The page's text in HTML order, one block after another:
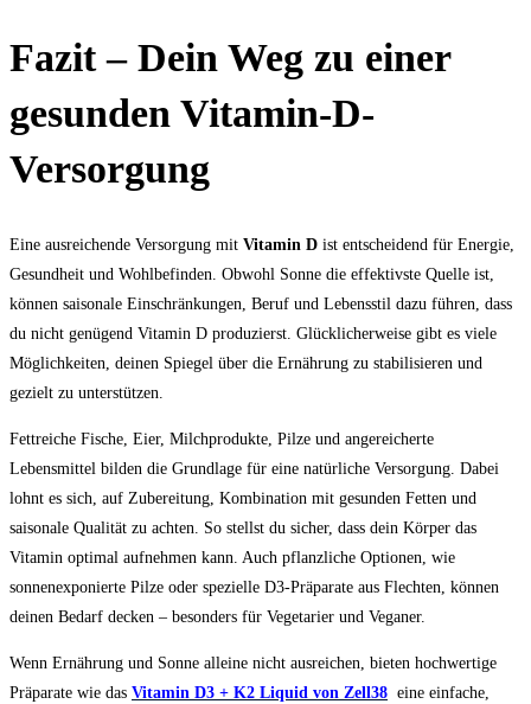
Fazit – Dein Weg zu einer
gesunden Vitamin-D-
Versorgung
Eine ausreichende Versorgung mit Vitamin D ist entscheidend für Energie,
Gesundheit und Wohlbefinden. Obwohl Sonne die effektivste Quelle ist,
können saisonale Einschränkungen, Beruf und Lebensstil dazu führen, dass
du nicht genügend Vitamin D produzierst. Glücklicherweise gibt es viele
Möglichkeiten, deinen Spiegel über die Ernährung zu stabilisieren und
gezielt zu unterstützen.
Fettreiche Fische, Eier, Milchprodukte, Pilze und angereicherte
Lebensmittel bilden die Grundlage für eine natürliche Versorgung. Dabei
lohnt es sich, auf Zubereitung, Kombination mit gesunden Fetten und
saisonale Qualität zu achten. So stellst du sicher, dass dein Körper das
Vitamin optimal aufnehmen kann. Auch pflanzliche Optionen, wie
sonnenexponierte Pilze oder spezielle D3-Präparate aus Flechten, können
deinen Bedarf decken – besonders für Vegetarier und Veganer.
Wenn Ernährung und Sonne alleine nicht ausreichen, bieten hochwertige
Präparate wie das Vitamin D3 + K2 Liquid von Zell38 eine einfache,